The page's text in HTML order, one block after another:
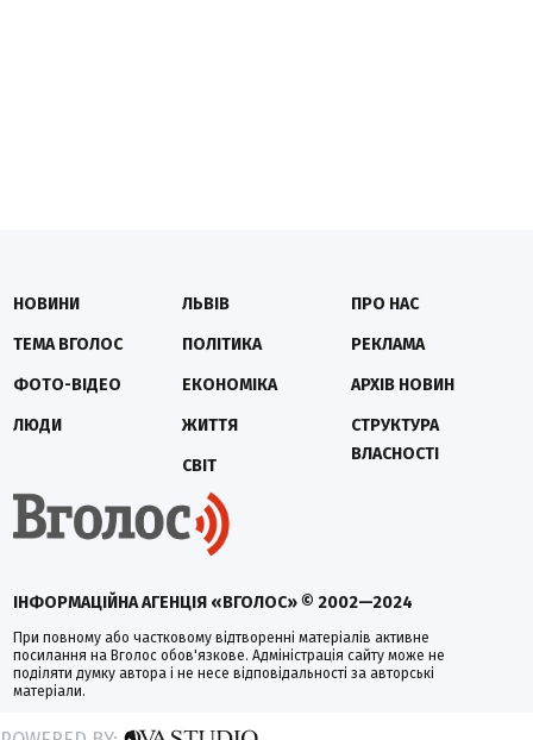
ІНФОРМАЦІЙНА АГЕНЦІЯ «ВГОЛОС» © 2002—2024
При повному або частковому відтворенні матеріалів активне
посилання на Вголос обов'язкове. Адміністрація сайту може не
поділяти думку автора і не несе відповідальності за авторські
матеріали.
НОВИНИ
ТЕМА ВГОЛОС
ФОТО-ВІДЕО
ЛЮДИ
ЛЬВІВ
ПОЛІТИКА
ЕКОНОМІКА
ЖИТТЯ
СВІТ
ПРО НАС
РЕКЛАМА
АРХІВ НОВИН
СТРУКТУРА
ВЛАСНОСТІ